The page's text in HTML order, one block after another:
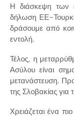
Η διάσκεψη των
δήλωση ΕΕ-
δράσουμε από
εντολή.
Τέλος, η
Ασύλου είναι
μετανάστευση.
της Σλοβακίας
Χρειάζεται ένα